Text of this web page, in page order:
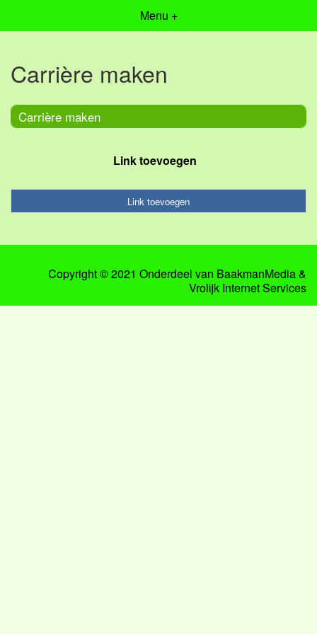
Menu +
Carrière maken
Carrière maken
Link toevoegen
Link toevoegen
Copyright © 2021 Onderdeel van BaakmanMedia&
Vrolijk Internet Services